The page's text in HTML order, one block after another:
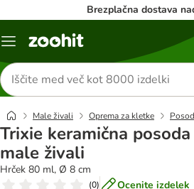
Brezplačna dostava
Meni
Iskanje
izdelkov
Male živali Oprema za kletke
Trixie keramična
male živali
Hrček 80 ml, Ø 8 cm
(0) Ocenite izdelek